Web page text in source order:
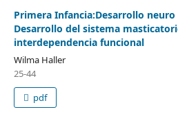
Primera Infancia:Desarrollo
Desarrollo del sistema
interdependencia funcional
Wilma Haller
25-44
pdf